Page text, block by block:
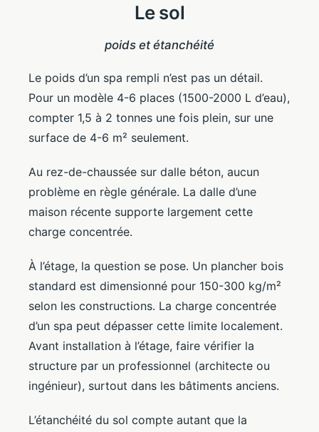
Le sol
poids et étanchéité
Le poids d’un spa rempli n’est pas un détail.
Pour un modèle 4-6 places (1500-2000 L d’eau),
compter 1,5 à 2 tonnes une fois plein, sur une
surface de 4-6 m² seulement.
Au rez-de-chaussée sur dalle béton, aucun
problème en règle générale. La dalle d’une
maison récente supporte largement cette
charge concentrée.
À l’étage, la question se pose. Un plancher bois
standard est dimensionné pour 150-300 kg/m²
selon les constructions. La charge concentrée
d’un spa peut dépasser cette limite localement.
Avant installation à l’étage, faire vérifier la
structure par un professionnel (architecte ou
ingénieur), surtout dans les bâtiments anciens.
L’étanchéité du sol compte autant que la